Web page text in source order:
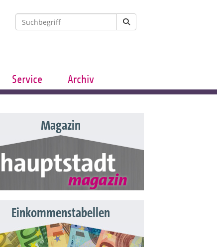
Service Archiv
Magazin
Einkommenstabellen